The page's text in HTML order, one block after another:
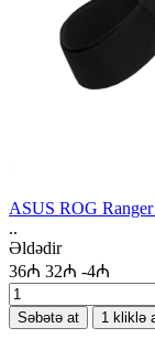
ASUS ROG
..
Əldədir
36₼ 32₼ -4₼
Səbətə at 1 kliklə